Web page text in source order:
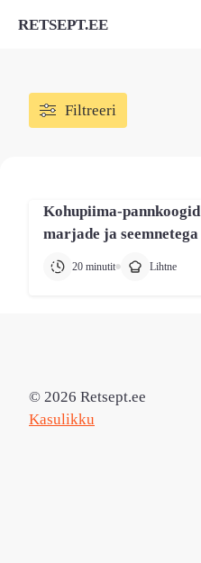
RETSEPT.EE
Filtreeri
Kohupiima-pannkoogid
marjade ja seemnetega
20 minutit Lihtne
© 2026 Retsept.ee
Kasulikku